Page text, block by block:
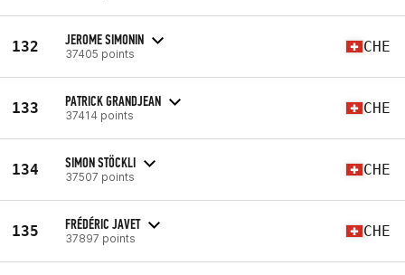
132 JEROME SIMONIN
37405 points CHE
133 PATRICK GRANDJEAN
37414 points CHE
134 SIMON STÖCKLI
37507 points CHE
135 FRÉDÉRIC JAVET
37897 points CHE